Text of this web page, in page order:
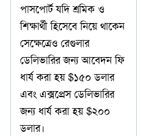
পাসপোর্ট যদি শ্রমিক ও
শিক্ষার্থী হিসেবে নিয়ে থাকেন
সেক্ষেত্রেও রেগুলার
ডেলিভারির জন্য আবেদন ফি
ধার্য করা হয় $১৫০ ডলার
এবং এক্সপ্রেস ডেলিভারির
জন্য ধার্য করা হয় $২০০
ডলার।